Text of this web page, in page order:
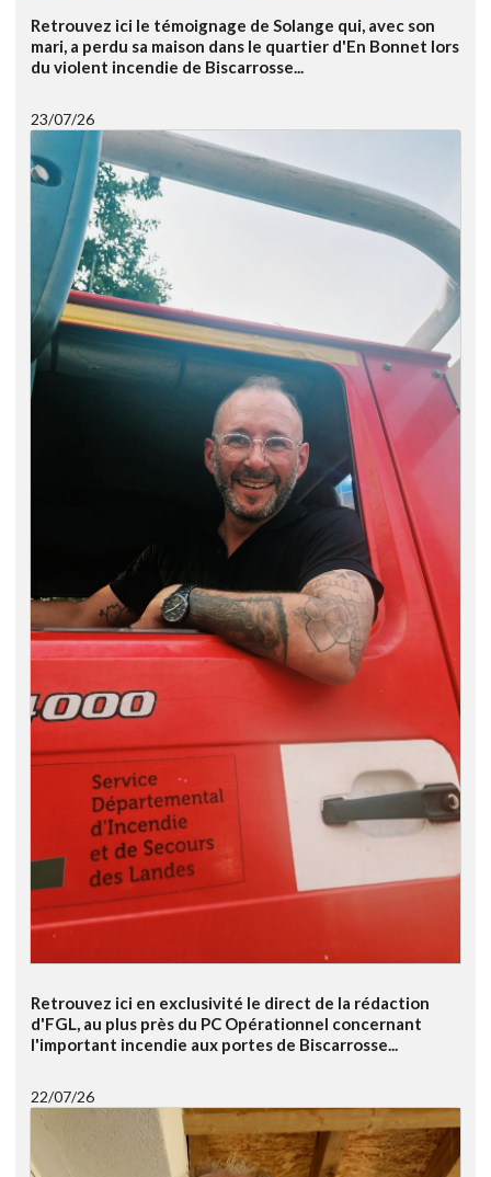
Retrouvez ici le témoignage de Solange qui, avec son
mari, a perdu sa maison dans le quartier d'En Bonnet lors
du violent incendie de Biscarrosse...
23/07/26
Retrouvez ici en exclusivité le direct de la rédaction
d'FGL, au plus près du PC Opérationnel concernant
l'important incendie aux portes de Biscarrosse...
22/07/26